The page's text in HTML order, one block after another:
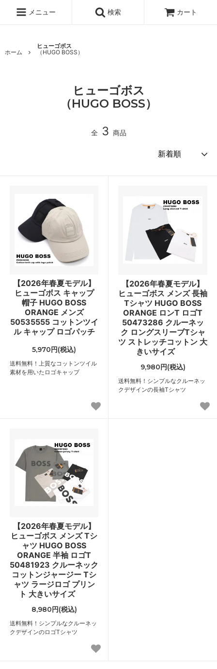
メニュー 検索 カート
ホーム
ヒューゴボス
（HUGO BOSS）
ヒューゴボス
（HUGO BOSS）
全 3 商品
【2026年春夏モデル】
ヒューゴボス キャップ
帽子 HUGO BOSS
ORANGE メンズ
50535555 コットンツイ
ル キャップ ロゴパッチ
5,970円(税込)
送料無料！上質なコットンツイル
素材を用いたロゴキャップ
【2026年春夏モデル】
ヒューゴボス メンズ 長袖
Tシャツ HUGO BOSS
ORANGE ロンT ロゴT
50473286 クルーネッ
ク ロングスリーブTシャ
ツ ストレッチコットン 大
きいサイズ
9,980円(税込)
送料無料！シンプルなクルーネッ
クデザインの長袖Tシャツ
【2026年春夏モデル】
ヒューゴボス メンズ Tシ
ャツ HUGO BOSS
ORANGE 半袖 ロゴT
50481923 クルーネック
コットンジャージー Tシ
ャツ ラージロゴ プリン
ト 大きいサイズ
8,980円(税込)
送料無料！シンプルなクルーネッ
クデザインのロゴTシャツ